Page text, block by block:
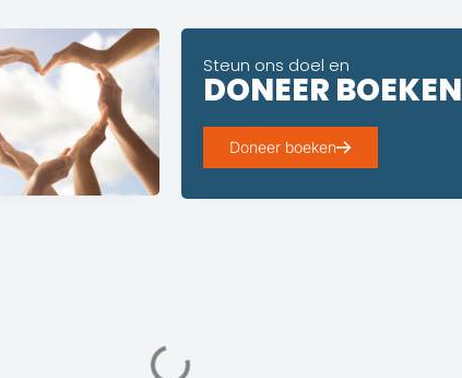
Steun ons doel en
DONEER BOEKEN
Doneer boeken